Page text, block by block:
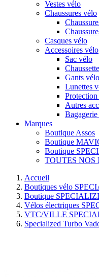
Vestes vélo
Chaussures vélo
Casques vélo
Accessoires vélo
Sac vélo
Gants vélo
Lunettes
Autres
Marques
Boutique Assos
Boutique
Boutique
TOUTES NOS
Accueil
Boutiques vélo
Boutique
Vélos électriques
VTC/VILLE
Specialized Turbo